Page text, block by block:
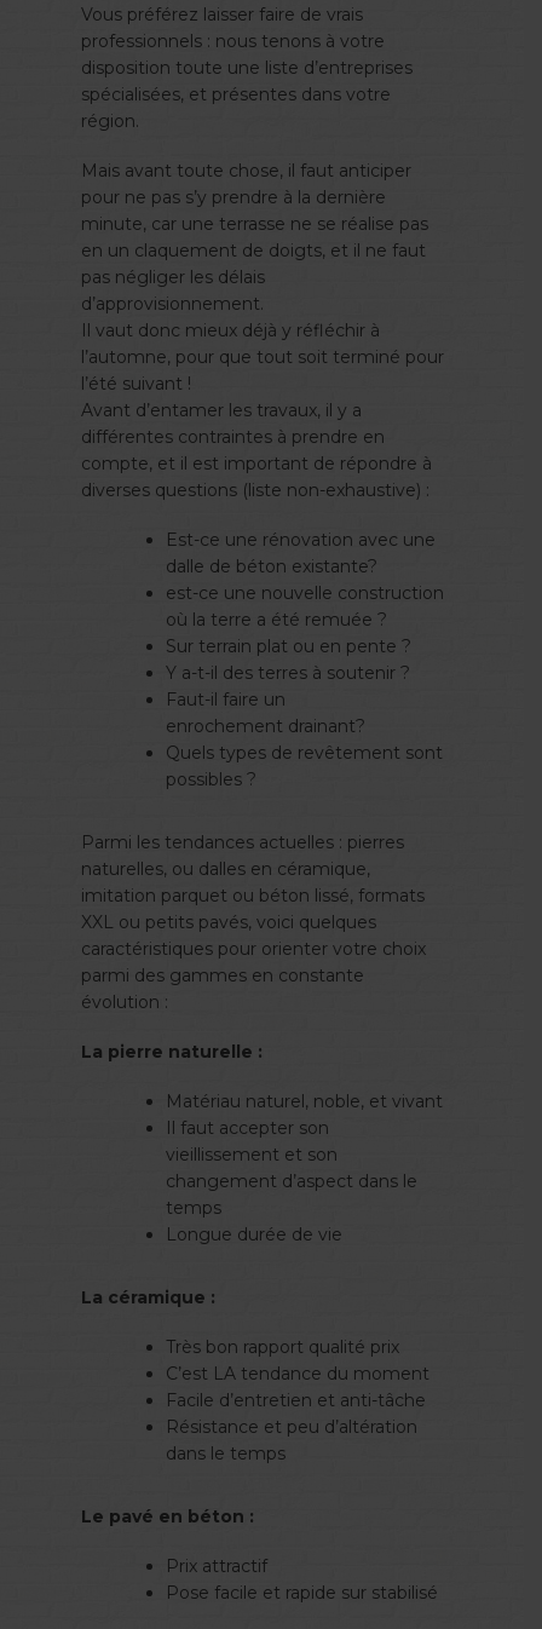
Vous préférez laisser faire de vrais
professionnels : nous tenons à votre
disposition toute une liste d’entreprises
spécialisées, et présentes dans votre
région.
Mais avant toute chose, il faut anticiper
pour ne pas s’y prendre à la dernière
minute, car une terrasse ne se réalise pas
en un claquement de doigts, et il ne faut
pas négliger les délais
d’approvisionnement.
Il vaut donc mieux déjà y réfléchir à
l’automne, pour que tout soit terminé pour
l’été suivant !
Avant d’entamer les travaux, il y a
différentes contraintes à prendre en
compte, et il est important de répondre à
diverses questions (liste non-exhaustive) :
Est-ce une rénovation avec une
dalle de béton existante?
est-ce une nouvelle construction
où la terre a été remuée ?
Sur terrain plat ou en pente ?
Y a-t-il des terres à soutenir ?
Faut-il faire un
enrochement drainant?
Quels types de revêtement sont
possibles ?
Parmi les tendances actuelles : pierres
naturelles, ou dalles en céramique,
imitation parquet ou béton lissé, formats
XXL ou petits pavés, voici quelques
caractéristiques pour orienter votre choix
parmi des gammes en constante
évolution :
La pierre naturelle :
Matériau naturel, noble, et vivant
Il faut accepter son
vieillissement et son
changement d’aspect dans le
temps
Longue durée de vie
La céramique :
Très bon rapport qualité prix
C’est LA tendance du moment
Facile d’entretien et anti-tâche
Résistance et peu d’altération
dans le temps
Le pavé en béton :
Prix attractif
Pose facile et rapide sur stabilisé